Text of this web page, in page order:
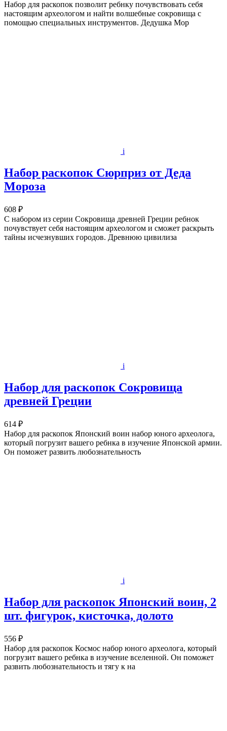
Набор для раскопок позволит ребнку почувствовать себя
настоящим археологом и найти волшебные сокровища с
помощью специальных инструментов. Дедушка Мор
i
Набор раскопок Сюрприз от Деда
Мороза
608 ₽
С набором из серии Сокровища древней Греции ребнок
почувствует себя настоящим археологом и сможет раскрыть
тайны исчезнувших городов. Древнюю цивилиза
i
Набор для раскопок Сокровища
древней Греции
614 ₽
Набор для раскопок Японский воин набор юного археолога,
который погрузит вашего ребнка в изучение Японской армии.
Он поможет развить любознательность
i
Набор для раскопок Японский воин, 2
шт. фигурок, кисточка, долото
556 ₽
Набор для раскопок Космос набор юного археолога, который
погрузит вашего ребнка в изучение вселенной. Он поможет
развить любознательность и тягу к на